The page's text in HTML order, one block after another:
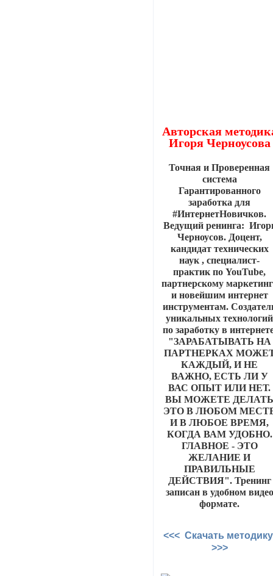
Авторская
Игоря Черноусова
Точная и Проверенная
система
Гарантированного
заработка для
#ИнтернетНовичков.
Ведущий ренинга:
Черноусов. Доцент,
кандидат технических
наук , специалист-
практик по YouTube,
партнерскому
и новейшим интернет
инструментам.
уникальных технологий
по заработку в
"ЗАРАБАТЫВАТЬ НА
ПАРТНЕРКАХ
КАЖДЫЙ, И НЕ
ВАЖНО, ЕСТЬ ЛИ У
ВАС ОПЫТ ИЛИ НЕТ.
ВЫ МОЖЕТЕ
ЭТО В ЛЮБОМ
И В ЛЮБОЕ ВРЕМЯ,
КОГДА ВАМ УДОБНО.
ГЛАВНОЕ - ЭТО
ЖЕЛАНИЕ И
ПРАВИЛЬНЫЕ
ДЕЙСТВИЯ". Тренинг
записан в удобном видео
формате.
<<< Скачать
>>>